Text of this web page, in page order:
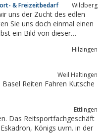
& Freizeitbedarf Wildberg
uns der Zucht des edlen
Sie uns doch einmal einen
ein Bild von dieser
Hilzingen
Weil Haltingen
Reiten Fahren Kutsche
Ettlingen
Das Reitsportfachgeschäft